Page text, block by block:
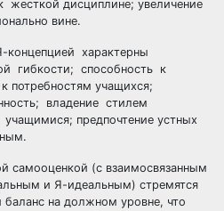
дисциплине; увеличение
вине.
концепцией характерны
гибкости; способность к
потребностям учащихся;
владение стилем
предпочтение устных
самооценкой (с взаимосвязанным
и Я-идеальным) стремятся
на должном уровне, что